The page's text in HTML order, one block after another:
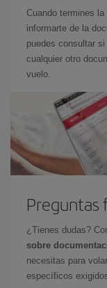
Cuando termines
informarte de la
puedes consultar
cualquier otro
vuelo.
Preguntas
¿Tienes dudas?
sobre
necesitas para
específicos